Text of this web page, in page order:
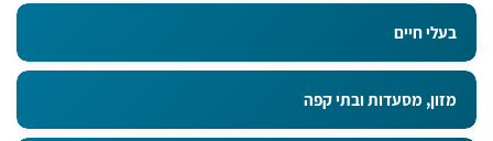
בעלי חיים
מזון, מסעדות ובתי קפה